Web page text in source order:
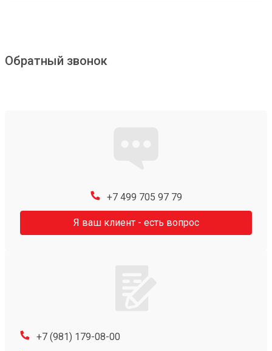
Обратный звонок
+7 499 705 97 79
Я ваш клиент - есть вопрос
+7 (981) 179-08-00